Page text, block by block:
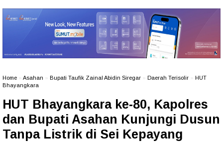
Home Asahan Bupati Taufik Zainal Abidin Siregar Daerah Terisolir
HUT
Bhayangkara
HUT Bhayangkara ke-80, Kapolres
dan Bupati Asahan Kunjungi Dusun
Tanpa Listrik di Sei Kepayang